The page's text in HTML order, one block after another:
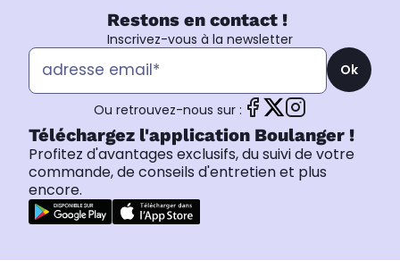
Restons en contact !
Inscrivez-vous à la newsletter
Ok
Ou retrouvez-nous sur :
Téléchargez l'application Boulanger !
Profitez d'avantages exclusifs, du suivi de votre
commande, de conseils d'entretien et plus
encore.